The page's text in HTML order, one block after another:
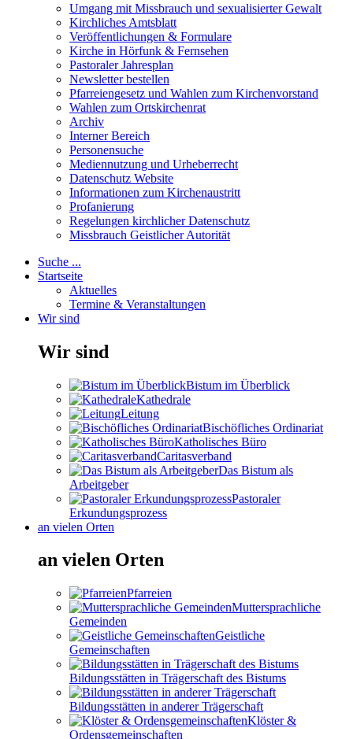
Umgang mit Missbrauch und sexualisierter Gewalt
Kirchliches Amtsblatt
Veröffentlichungen & Formulare
Kirche in Hörfunk & Fernsehen
Pastoraler Jahresplan
Newsletter bestellen
Pfarreiengesetz und Wahlen zum Kirchenvorstand
Wahlen zum Ortskirchenrat
Archiv
Interner Bereich
Personensuche
Mediennutzung und Urheberrecht
Datenschutz Website
Informationen zum Kirchenaustritt
Profanierung
Regelungen kirchlicher Datenschutz
Missbrauch Geistlicher Autorität
Suche ...
Startseite
Aktuelles
Termine & Veranstaltungen
Wir sind
Wir sind
Bistum im Überblick
Kathedrale
Leitung
Bischöfliches Ordinariat
Katholisches Büro
Caritasverband
Das Bistum als
Arbeitgeber
Pastoraler
Erkundungsprozess
an vielen Orten
an vielen Orten
Pfarreien
Muttersprachliche
Gemeinden
Geistliche
Gemeinschaften
Bildungsstätten in Trägerschaft des Bistums
Bildungsstätten in anderer Trägerschaft
Klöster &
Ordensgemeinschaften